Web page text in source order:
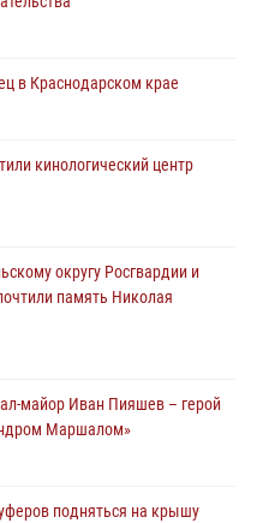
в Краснодарском крае
кинологический центр
округу Росгвардии и
память Николая
майор Иван Пияшев – герой
Маршалом»
подняться на крышу